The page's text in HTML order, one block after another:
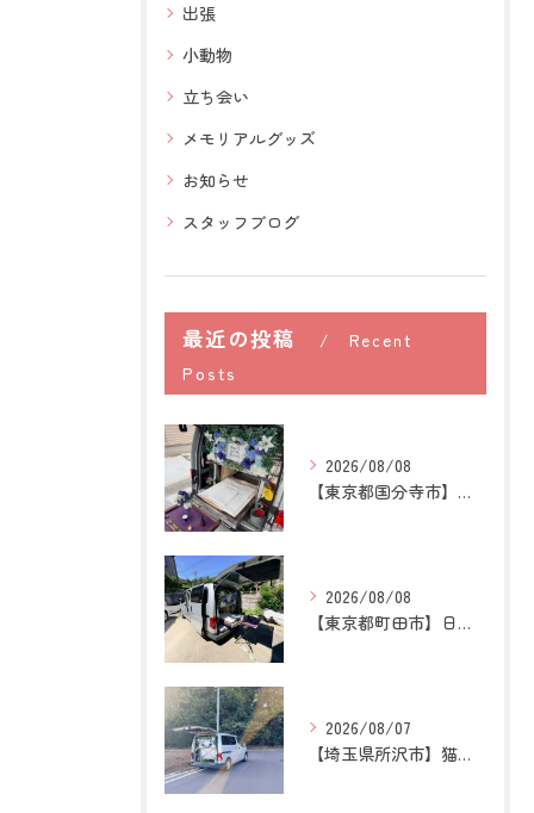
出張
小動物
立ち会い
メモリアルグッズ
お知らせ
スタッフブログ
最近の投稿
Recent
Posts
2026/08/08
【東京都国分寺市】うさぎの訪問ペット火葬｜牧草を替える時間が...
2026/08/08
【東京都町田市】日本スピッツの訪問ペット火葬｜愛犬との穏やか...
2026/08/07
【埼玉県所沢市】猫の訪問ペット火葬｜お気に入りの場所に姿がな...